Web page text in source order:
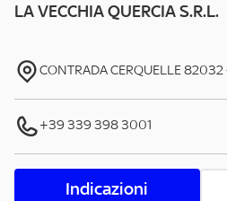
LA VECCHIA QUERCIA S.R.L.
CONTRADA CERQUELLE82032
+39 339 398 3001
Indicazioni